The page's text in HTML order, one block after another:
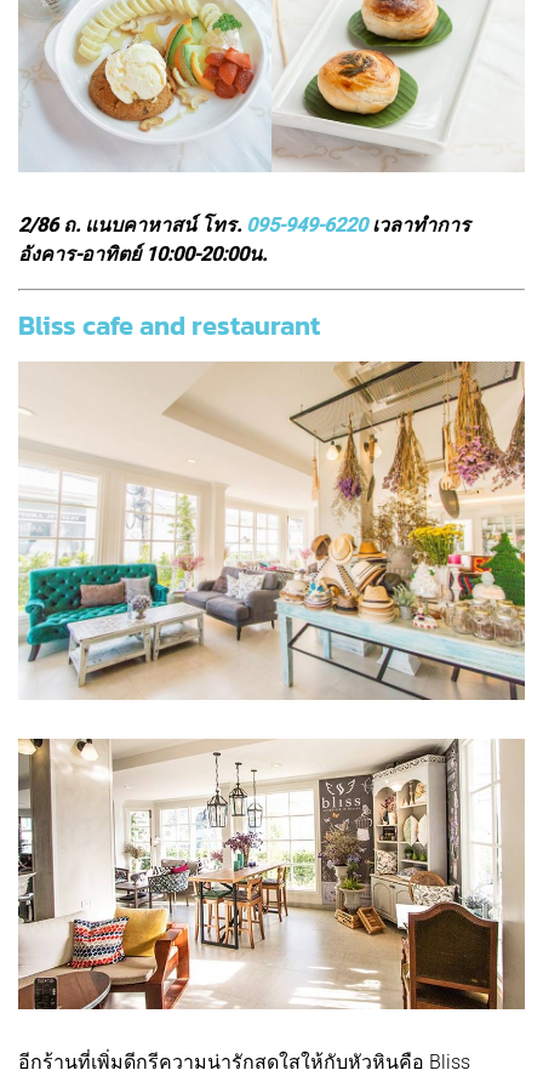
2/86 ถ. แนบคาหาสน์ โทร. 095-949-6220เวลาทำการ
อังคาร-อาทิตย์ 10:00-20:00น.
Bliss cafe and restaurant
อีกร้านที่เพิ่มดีกรีความน่ารักสดใสให้กับหัวหินคือ Bliss